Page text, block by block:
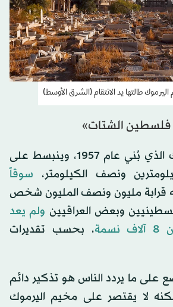
اليرموك طالتها يد الانتقام (الشرق الأوسط)
فلسطين الشتات»
كان مخيم اليرموك الذي بُني عام 1957، وينبسط على
ونصف الكيلومتر، سوقاً
قرابة مليون ونصف المليون شخص
وبعض العراقيين ولم يعد
، بحسب تقديرات
على ما يردد الناس هو تذكير دائم
لا يقتصر على مخيم اليرموك